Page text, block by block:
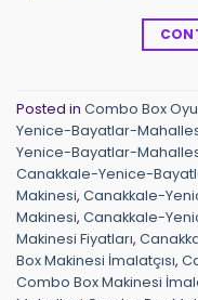
Posted in Combo Box
Yenice-Bayatlar-
Yenice-Bayatlar-
Canakkale-Yenice-
Makinesi, Canakkale-
Makinesi, Canakkale-
Makinesi Fiyatları,
Box Makinesi İmalatçısı,
Combo Box Makinesi